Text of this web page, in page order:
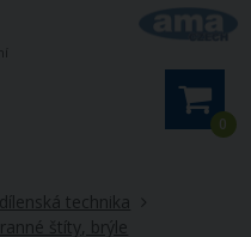
0
technika
štíty, brýle